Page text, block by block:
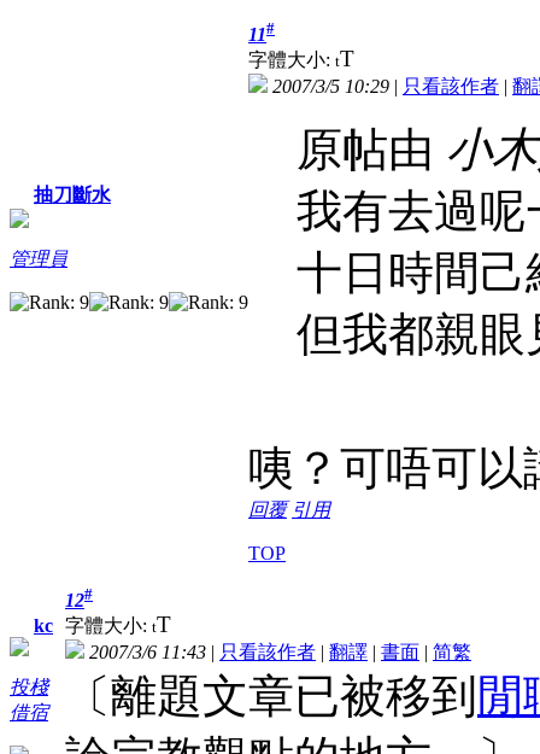
抽刀斷水
管理員
11#
字體大小: tT
2007/3/5 10:29 | 只看該作者 | 翻
原帖由 小
我有去過呢
十日時間
但我都親眼
咦？可唔可以
回覆 引用
TOP
kc
投棧
借宿
12#
字體大小: tT
2007/3/6 11:43 | 只看該作者 | 翻譯 | 書面 | 简繁
〔離題文章已被移到 閒